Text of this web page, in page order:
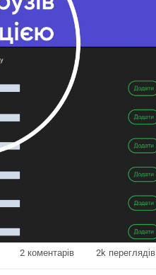
2 коментарів 2k переглядів